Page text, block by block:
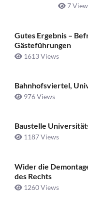
7
Gutes Ergebnis –
Gästeführungen
1613 Views
Bahnhofsviertel,
976 Views
Baustelle
1187 Views
Wider die
des Rechts
1260 Views